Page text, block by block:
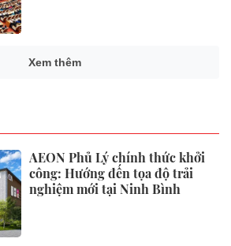
Xem thêm
AEON Phủ Lý chính thức khởi
công: Hướng đến tọa độ trải
nghiệm mới tại Ninh Bình